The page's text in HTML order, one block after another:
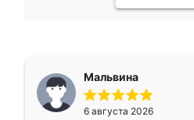
Мальвина
6 августа 2026